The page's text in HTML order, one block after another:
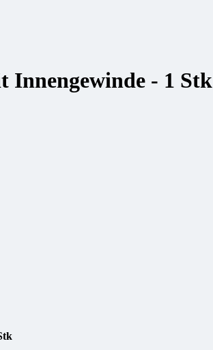
Innengewinde - 1 Stk